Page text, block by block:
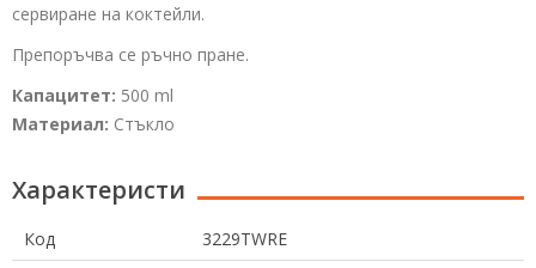
сервиране на коктейли.
Препоръчва се ръчно пране.
Капацитет: 500 ml
Материал: Стъкло
Характеристи
Код
3229TWRE